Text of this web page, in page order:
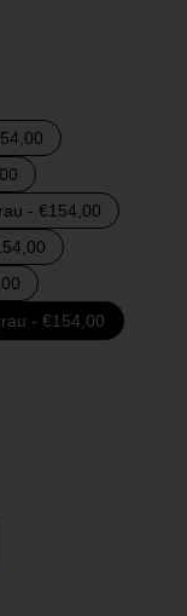
- €154,00
- €154,00